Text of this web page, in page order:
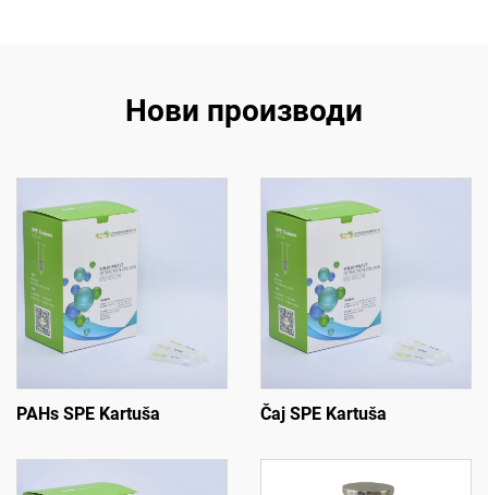
Нови производи
PAHs SPE Kartuša Čaj SPE Kartuša